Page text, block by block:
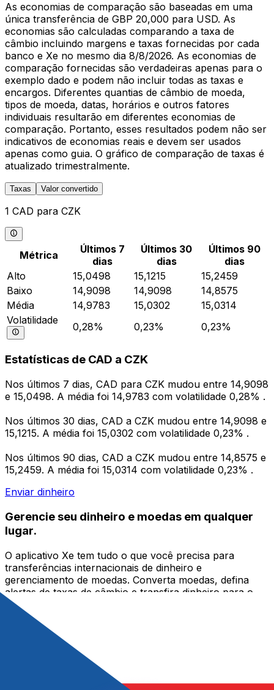
As economias de comparação são baseadas em uma
única transferência de GBP 20,000 para USD. As
economias são calculadas comparando a taxa de
câmbio incluindo margens e taxas fornecidas por cada
banco e Xe no mesmo dia 8/8/2026. As economias de
comparação fornecidas são verdadeiras apenas para o
exemplo dado e podem não incluir todas as taxas e
encargos. Diferentes quantias de câmbio de moeda,
tipos de moeda, datas, horários e outros fatores
individuais resultarão em diferentes economias de
comparação. Portanto, esses resultados podem não ser
indicativos de economias reais e devem ser usados
apenas como guia. O gráfico de comparação de taxas é
atualizado trimestralmente.
Taxas Valor convertido
1 CAD para CZK
Métrica
Últimos 7
dias
Últimos 30
dias
Últimos 90
dias
Alto
15,0498 15,1215
15,2459
Baixo
14,9098 14,9098
14,8575
Média
14,9783 15,0302
15,0314
Volatilidade
0,28% 0,23% 0,23%
Estatísticas de CAD a CZK
Nos últimos 7 dias, CAD para CZK mudou entre 14,9098
e 15,0498. A média foi 14,9783 com volatilidade 0,28% .
Nos últimos 30 dias, CAD a CZK mudou entre 14,9098 e
15,1215. A média foi 15,0302 com volatilidade 0,23% .
Nos últimos 90 dias, CAD a CZK mudou entre 14,8575 e
15,2459. A média foi 15,0314 com volatilidade 0,23% .
Enviar dinheiro
Gerencie seu dinheiro e moedas em qualquer
lugar.
O aplicativo Xe tem tudo o que você precisa para
transferências internacionais de dinheiro e
gerenciamento de moedas. Converta moedas, defina
alertas de taxas de câmbio e transfira dinheiro para o
exterior sem taxas ocultas. Baixe hoje mesmo!